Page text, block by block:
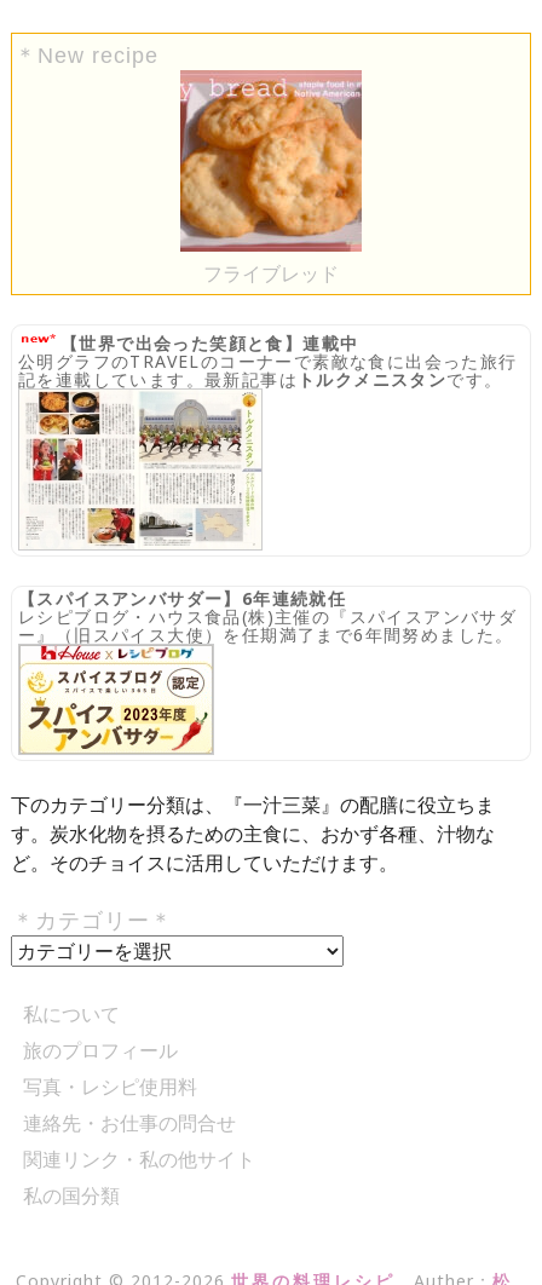
＊New recipe
フライブレッド
【世界で出会った笑顔と食】連載中
公明グラフのTRAVELのコーナーで素敵な食に出会った旅行
記を連載しています。最新記事は トルクメニスタンです。
【スパイスアンバサダー】6年連続就任
レシピブログ・ハウス食品(株)主催の『スパイスアンバサダ
ー』（旧スパイス大使）を任期満了まで6年間努めました。
下のカテゴリー分類は、『一汁三菜』の配膳に役立ちま
す。炭水化物を摂るための主食に、おかず各種、汁物な
ど。そのチョイスに活用していただけます。
＊カテゴリー＊
＊
テ
ゴ
リ
ー
＊
私について
旅のプロフィール
写真・レシピ使用料
連絡先・お仕事の問合せ
関連リンク・私の他サイト
私の国分類